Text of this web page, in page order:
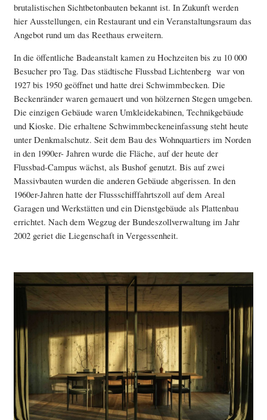
brutalistischen Sichtbetonbauten bekannt ist. In Zukunft werden
hier Ausstellungen, ein Restaurant und ein Veranstaltungsraum das
Angebot rund um das Reethaus erweitern.
In die öffentliche Badeanstalt kamen zu Hochzeiten bis zu 10 000
Besucher pro Tag. Das städtische Flussbad Lichtenberg war von
1927 bis 1950 geöffnet und hatte drei Schwimmbecken. Die
Beckenränder waren gemauert und von hölzernen Stegen umgeben.
Die einzigen Gebäude waren Umkleidekabinen, Technikgebäude
und Kioske. Die erhaltene Schwimmbeckeneinfassung steht heute
unter Denkmalschutz. Seit dem Bau des Wohnquartiers im Norden
in den 1990er- Jahren wurde die Fläche, auf der heute der
Flussbad-Campus wächst, als Bushof genutzt. Bis auf zwei
Massivbauten wurden die anderen Gebäude abgerissen. In den
1960er-Jahren hatte der Flussschifffahrtszoll auf dem Areal
Garagen und Werkstätten und ein Dienstgebäude als Plattenbau
errichtet. Nach dem Wegzug der Bundeszollverwaltung im Jahr
2002 geriet die Liegenschaft in Vergessenheit.